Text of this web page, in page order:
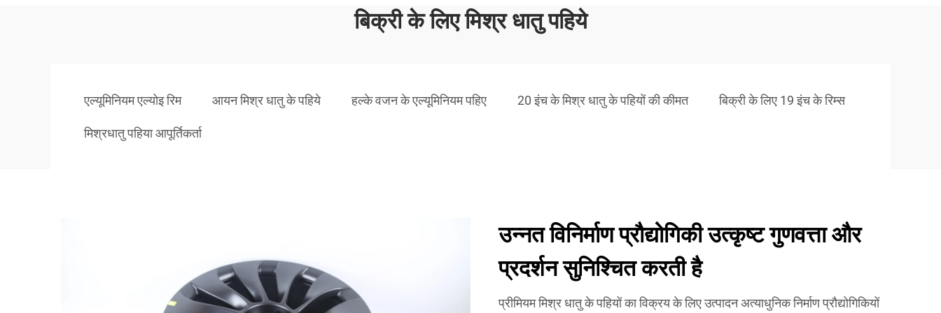
बिक्री के लिए मिश्र धातु पहिये
एल्यूमिनियम एल्योइ रिम आयन मिश्र धातु के पहिये हल्के वजन के एल्यूमिनियम पहिए 20 इंच के मिश्र धातु के पहियों की कीमत बिक्री के लिए 19 इंच के रिम्स
मिश्रधातु पहिया आपूर्तिकर्ता
उन्नत विनिर्माण प्रौद्योगिकी उत्कृष्ट गुणवत्ता और
प्रदर्शन सुनिश्चित करती है
प्रीमियम मिश्र धातु के पहियों का विक्रय के लिए उत्पादन अत्याधुनिक निर्माण प्रौद्योगिकियों